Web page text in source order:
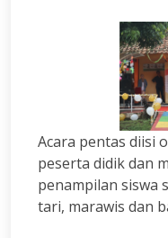
Acara pentas diisi
peserta didik dan
penampilan siswa
tari, marawis dan